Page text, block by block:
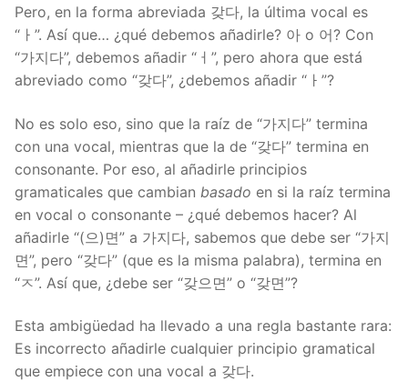
Pero, en la forma abreviada 갖다, la última vocal es
“ㅏ”. Así que… ¿qué debemos añadirle? 아 o 어? Con
“가지다”, debemos añadir “ㅓ”, pero ahora que está
abreviado como “갖다”, ¿debemos añadir “ㅏ”?
No es solo eso, sino que la raíz de “가지다” termina
con una vocal, mientras que la de “갖다” termina en
consonante. Por eso, al añadirle principios
gramaticales que cambian basado en si la raíz termina
en vocal o consonante – ¿qué debemos hacer? Al
añadirle “(으)면” a 가지다, sabemos que debe ser “가지
면”, pero “갖다” (que es la misma palabra), termina en
“ㅈ”. Así que, ¿debe ser “갖으면” o “갖면”?
Esta ambigüedad ha llevado a una regla bastante rara:
Es incorrecto añadirle cualquier principio gramatical
que empiece con una vocal a 갖다.